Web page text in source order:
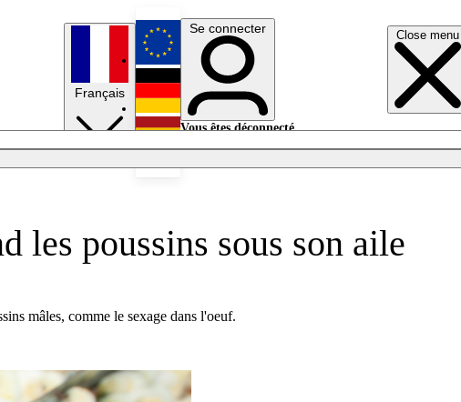
Close menu
Français
English
Deutsch
Se connecter
Vous êtes déconnecté.
les poussins sous son aile
mâles, comme le sexage dans l'oeuf.